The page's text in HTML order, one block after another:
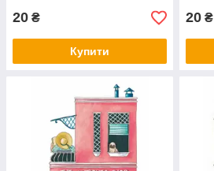
20 ₴
Купити
20 ₴